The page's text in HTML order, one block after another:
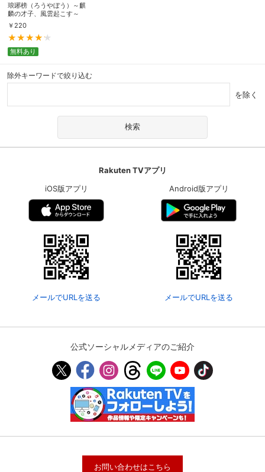
琅琊榜（ろうやぼう）～麒
麟の才子、風雲起こす～
￥ 220
無料あり
除外キーワードで絞り込む
を除く
Rakuten TVアプリ
iOS版アプリ
メールでURLを送る
Android版アプリ
メールでURLを送る
公式ソーシャルメディアのご紹介
お問い合わせはこちら